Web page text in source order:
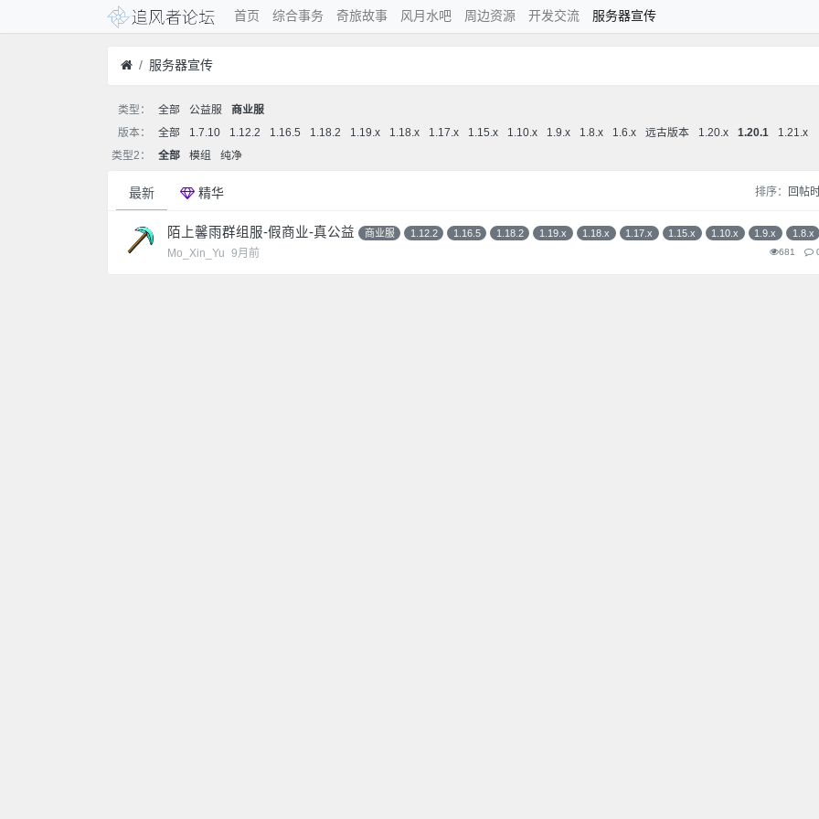
首页 综合事务 奇旅故事 风月水吧 周边资源 开发交流 服务器宣传
服务器宣传
类型： 全部 公益服
商业服
版本：
全部 1.7.10 1.12.2 1.16.5 1.18.2 1.19.x 1.18.x 1.17.x 1.15.x 1.10.x 1.9.x 1.8.x 1.6.x 远古版本 1.20.x 1.20.1
1.21.x
类型2：
全部 模组 纯净
最新 精华 排序： 回帖
陌上馨雨群组服-假商业-真公益 商业服 1.12.2 1.16.5 1.18.2 1.19.x 1.18.x 1.17.x 1.15.x 1.10.x 1.9.x 1.8.x
Mo_Xin_Yu 9月前 681